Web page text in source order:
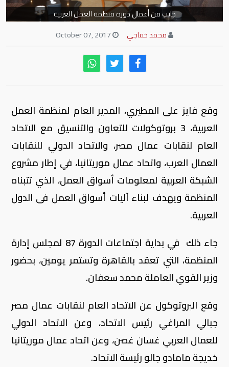
جانب من أعمال دورة منظمة العمل العربية
محمد خفاجي
وقع فايز على المطيري، المدير العام لمنظمة العمل
العربية، 3 بروتوكولات للتعاون والتنسيق مع الاتحاد
العام لنقابات عمال مصر، والاتحاد الدولي للنقابات
العمال العرب، واتحاد عمال موريتانيا، في إطار مشروع
الشبكة العربية لمعلومات أسواق العمل، الذي تتبناه
المنظمة ويهدف لبناء آليات أسواق العمل فى الدول
العربية.
جاء ذلك في بداية اجتماعات الدورة 87 لمجلس إدارة
المنظمة، التي تعقد بالقاهرة وتستمر يومين، بحضور
وزير القوي العاملة محمد سعفان.
وقع البروتوكول عن الاتحاد العام لنقابات عمال مصر
جبالي المراغي رئيس الاتحاد، وعن الاتحاد الدولي
للعمال العربي غسان غصن، وعن اتحاد عمال موريتانيا
خديجة مامادو جالو رئيسة الاتحاد.